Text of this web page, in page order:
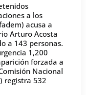
a los
acusa a
Arturo Acosta
a 143 personas.
1,200
forzada a
Nacional
registra 532